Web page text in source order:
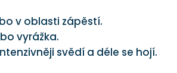
v oblasti zápěstí.
vyrážka.
svědí a déle se hojí.